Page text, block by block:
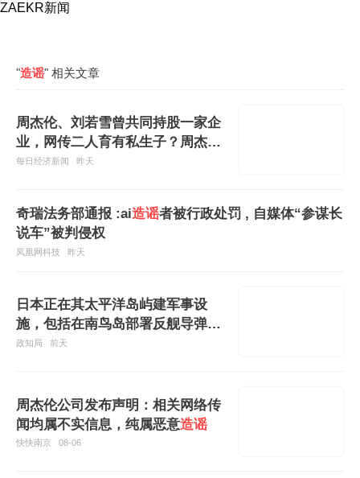
ZAEKR新闻
"造谣" 相关文章
周杰伦、刘若雪曾共同持股一家企
业，网传二人育有私生子？周杰伦
公司严正声明：相关网络传闻纯属
每日经济新闻 昨天
奇瑞法务部通报 :ai造谣者被行政处罚 , 自媒体“参谋长
说车”被判侵权
凤凰网科技 昨天
日本正在其太平洋岛屿建军事设
施，包括在南鸟岛部署反舰导弹，
并称这是为了应对中俄，中方：敦
政知局 前天
周杰伦公司发布声明：相关网络传
闻均属不实信息，纯属恶意造谣
快快南京 08-06